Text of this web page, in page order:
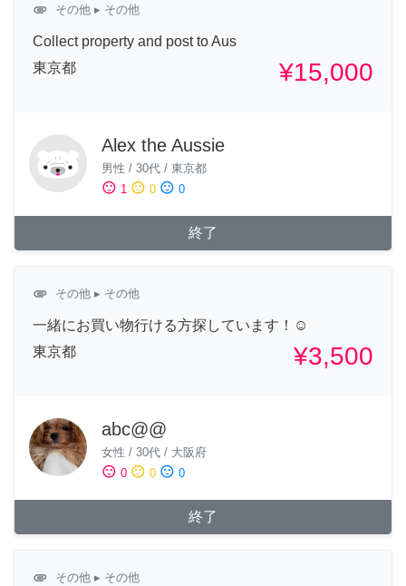
attachment その他 ▸ その他
Collect property and post to Aus
東京都
¥15,000
Alex the Aussie
男性 / 30代 / 東京都
sentiment_satisfied 1 sentiment_neutral 0 sentiment_dissatisfied 0
終了
attachment その他 ▸ その他
一緒にお買い物行ける方探しています！☺️
東京都
¥3,500
abc@@
女性 / 30代 / 大阪府
sentiment_satisfied 0 sentiment_neutral 0 sentiment_dissatisfied 0
終了
attachment その他 ▸ その他